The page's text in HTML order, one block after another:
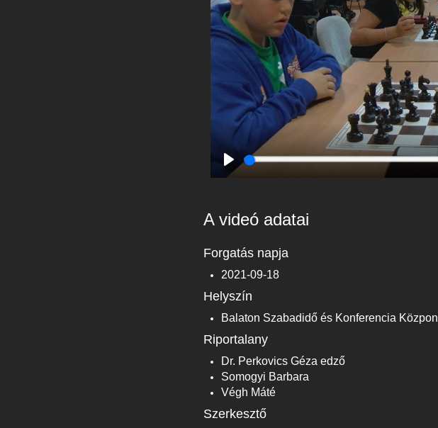
Play
A videó adatai
Forgatás napja
2021-09-18
Helyszín
Balaton Szabadidő és Konferencia
Riportalany
Dr. Perkovics Géza edző
Somogyi Barbara
Végh Máté
Szerkesztő